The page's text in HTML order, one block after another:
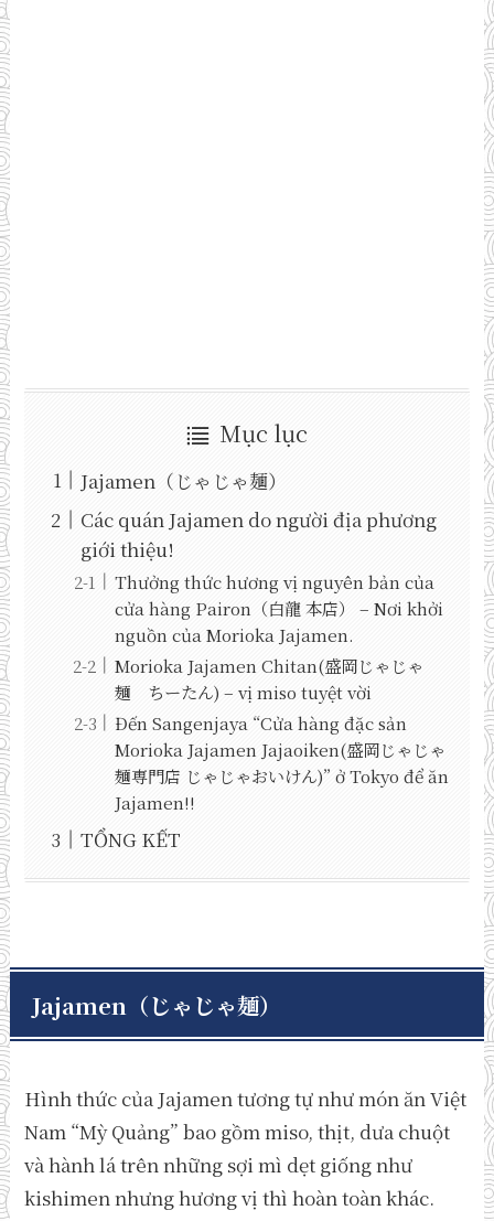
Mục lục
Jajamen（じゃじゃ麺）
Các quán Jajamen do người địa phương
giới thiệu!
Thưởng thức hương vị nguyên bản của
cửa hàng Pairon（白龍 本店） – Nơi khởi
nguồn của Morioka Jajamen.
Morioka Jajamen Chitan(盛岡じゃじゃ
麺 ちーたん) – vị miso tuyệt vời
Đến Sangenjaya “Cửa hàng đặc sản
Morioka Jajamen Jajaoiken(盛岡じゃじゃ
麺専門店 じゃじゃおいけん)” ở Tokyo để ăn
Jajamen!!
TỔNG KẾT
Jajamen （じゃじゃ麺）
Hình thức của Jajamen tương tự như món ăn Việt
Nam “Mỳ Quảng” bao gồm miso, thịt, dưa chuột
và hành lá trên những sợi mì dẹt giống như
kishimen nhưng hương vị thì hoàn toàn khác.